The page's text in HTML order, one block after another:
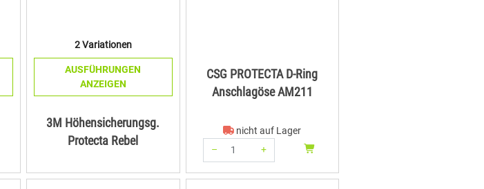
2 Variationen
AUSFÜHRUNGEN
ANZEIGEN
3M Höhensicherungsg.
Protecta Rebel
CSG PROTECTA D-Ring
Anschlagöse AM211
nicht auf Lager
–
+